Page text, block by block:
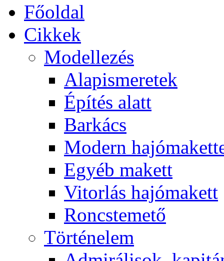
Főoldal
Cikkek
Modellezés
Alapismeretek
Építés alatt
Barkács
Modern
Egyéb makett
Vitorlás hajómakett
Roncstemető
Történelem